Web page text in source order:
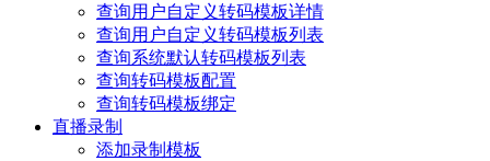
查询用户自定义转码模板详情
查询用户自定义转码模板列表
查询系统默认转码模板列表
查询转码模板配置
查询转码模板绑定
直播录制
添加录制模板